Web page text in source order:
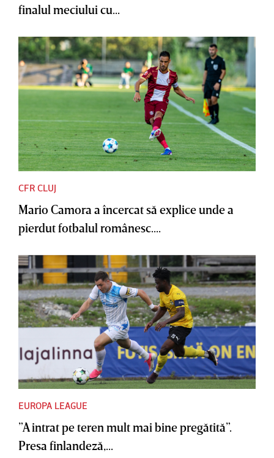
finalul meciului cu...
CFR CLUJ
Mario Camora a încercat să explice unde a
pierdut fotbalul românesc....
EUROPA LEAGUE
”A intrat pe teren mult mai bine pregătită”.
Presa finlandeză,...